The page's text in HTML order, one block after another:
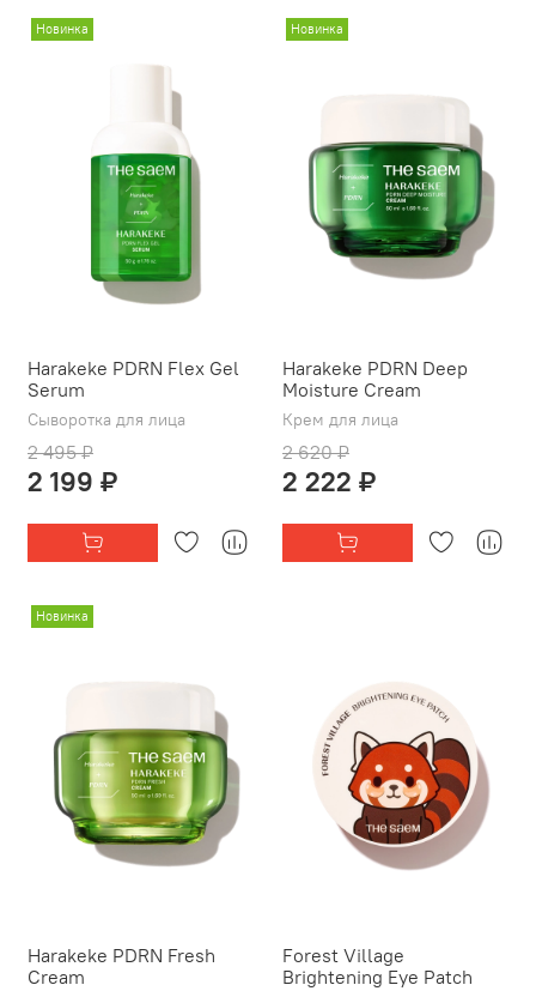
Новинка
Harakeke PDRN Flex Gel
Serum
Сыворотка для лица
2 495 ₽
2 199 ₽
Новинка
Harakeke PDRN Deep
Moisture Cream
Крем для лица
2 620 ₽
2 222 ₽
Новинка
Harakeke PDRN Fresh
Cream
Forest Village
Brightening Eye Patch